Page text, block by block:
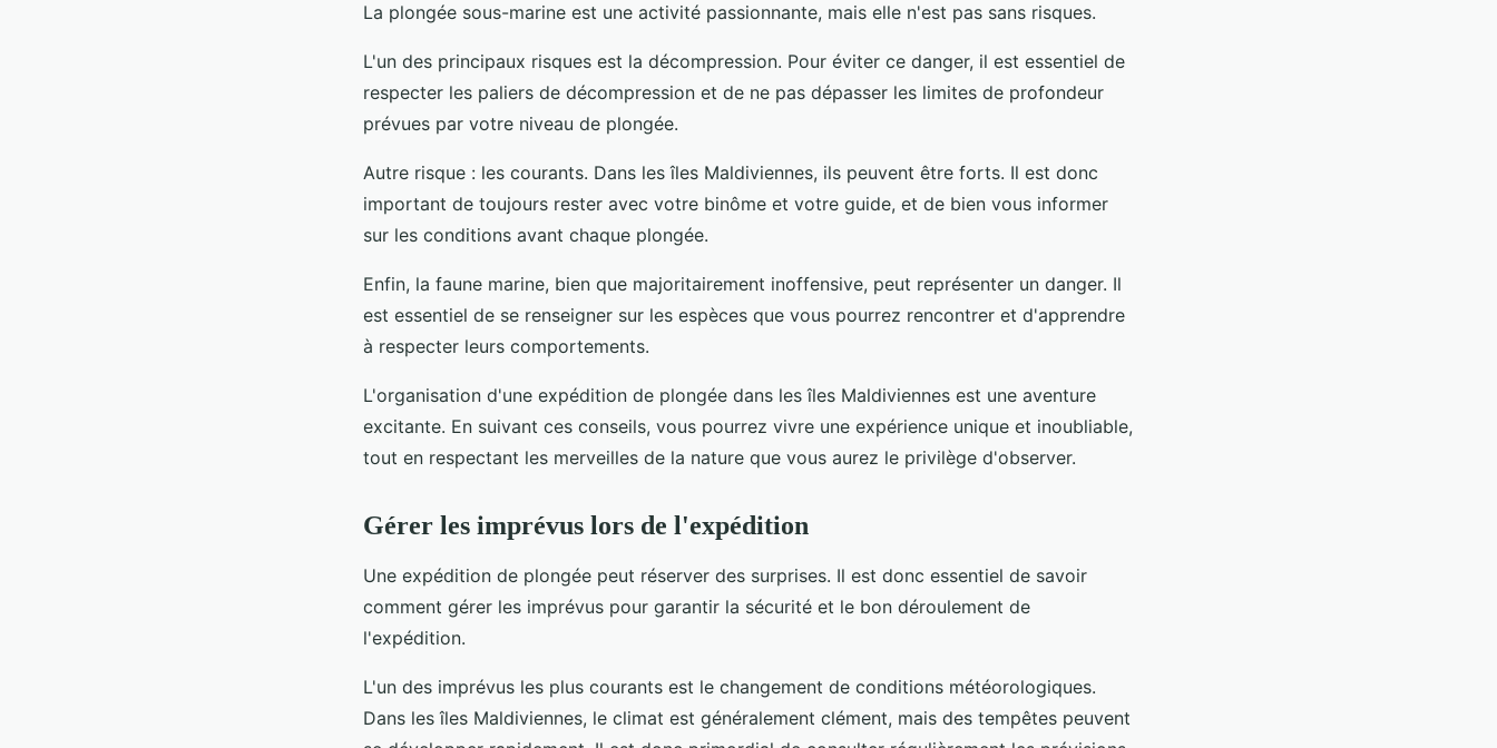
La plongée sous-marine est une activité passionnante, mais elle n'est pas sans risques.
L'un des principaux risques est la décompression. Pour éviter ce danger, il est essentiel de
respecter les paliers de décompression et de ne pas dépasser les limites de profondeur
prévues par votre niveau de plongée.
Autre risque : les courants. Dans les îles Maldiviennes, ils peuvent être forts. Il est donc
important de toujours rester avec votre binôme et votre guide, et de bien vous informer
sur les conditions avant chaque plongée.
Enfin, la faune marine, bien que majoritairement inoffensive, peut représenter un danger. Il
est essentiel de se renseigner sur les espèces que vous pourrez rencontrer et d'apprendre
à respecter leurs comportements.
L'organisation d'une expédition de plongée dans les îles Maldiviennes est une aventure
excitante. En suivant ces conseils, vous pourrez vivre une expérience unique et inoubliable,
tout en respectant les merveilles de la nature que vous aurez le privilège d'observer.
Gérer les imprévus lors de l'expédition
Une expédition de plongée peut réserver des surprises. Il est donc essentiel de savoir
comment gérer les imprévus pour garantir la sécurité et le bon déroulement de
l'expédition.
L'un des imprévus les plus courants est le changement de conditions météorologiques.
Dans les îles Maldiviennes, le climat est généralement clément, mais des tempêtes peuvent